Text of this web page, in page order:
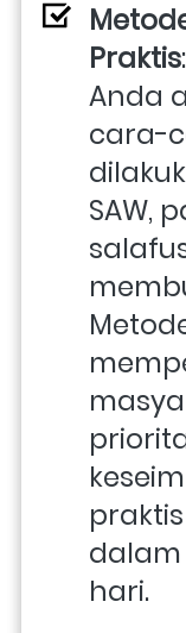
Praktis
Anda
cara-
SAW,
hari.